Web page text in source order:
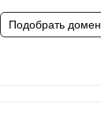
Подобрать домен